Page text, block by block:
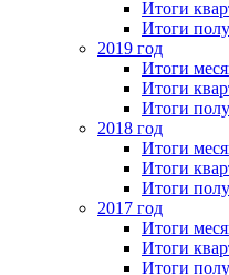
Итоги
Итоги
2019 год
Итоги
Итоги
Итоги
2018 год
Итоги
Итоги
Итоги
2017 год
Итоги
Итоги
Итоги